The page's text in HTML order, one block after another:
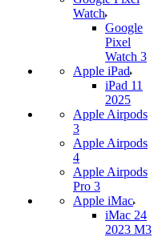
Watch
Google
Pixel
Watch 3
Apple iPad
iPad 11
2025
Apple Airpods
3
Apple Airpods
4
Apple Airpods
Pro 3
Apple iMac
iMac 24
2023 M3